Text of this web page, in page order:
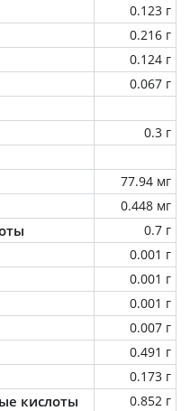
0.123 г
0.216 г
0.124 г
0.067 г
0.3 г
77.94 мг
0.448 мг
0.7 г
0.001 г
0.001 г
0.001 г
0.007 г
0.491 г
0.173 г
кислоты
0.852 г